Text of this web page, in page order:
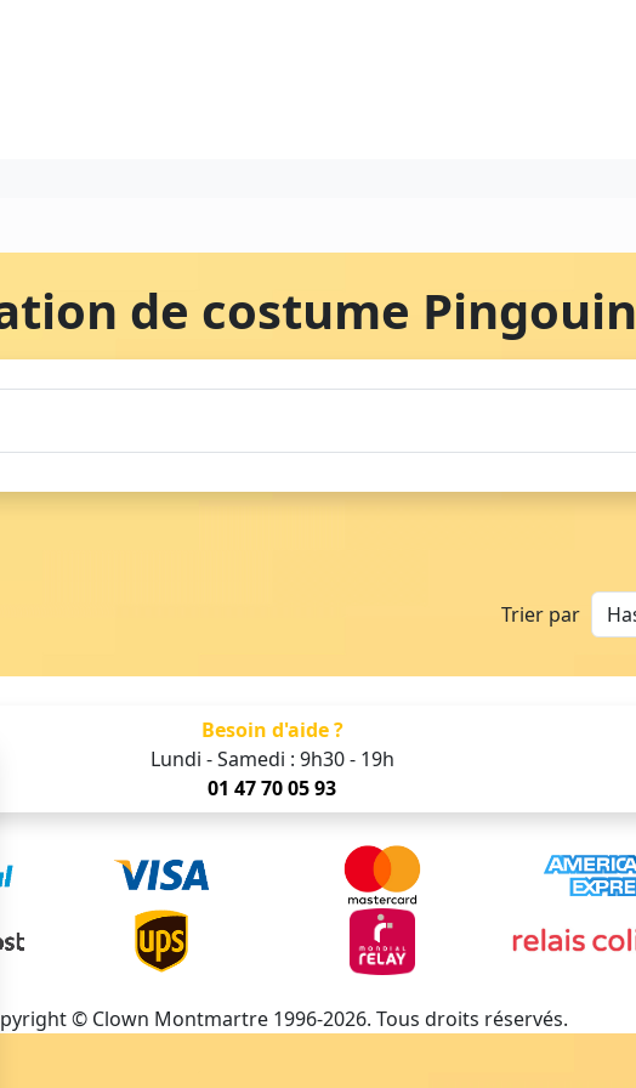
de costume Pingouin
Trier par
Besoin d'aide ?
Lundi - Samedi : 9h30 - 19h
01 47 70 05 93
© Clown Montmartre 1996-2026. Tous droits réservés.